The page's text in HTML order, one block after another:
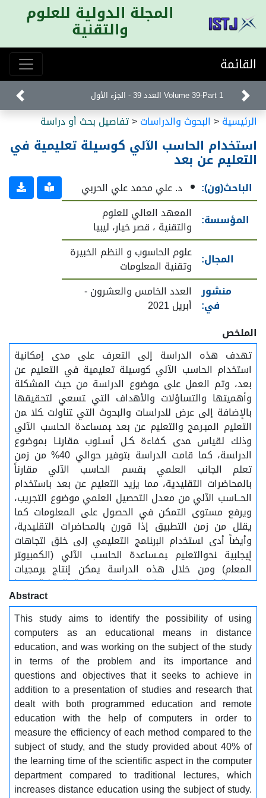
المجلة الدولية للعلوم
والتقنية
القائمة
Volume 39-Part 1 العدد 39 - الجزء الأول
الرئيسية< البحوث والدراسات<تفاصيل بحث أو دراسة
استخدام الحاسب الآلي كوسيلة تعليمية في
التعليم عن بعد
الباحث(ون):
د. علي محمد علي الحربي
المؤسسة:
المعهد العالي للعلوم
والتقنية ، قصر خيار، ليبيا
المجال: علوم الحاسوب و النظم الخبيرة
وتقنية المعلومات
منشور
في:
العدد الخامس والعشرون -
أبريل 2021
الملخص
تهدف هذه الدراسة إلى التعرف على مدى إمكانية
استخدام الحاسب الآلي كوسيلة تعليمية في التعليم عن
بعد، وتم العمل على ﻤﻭﻀﻭﻉ ﺍﻟﺩﺭﺍﺴﺔ من حيث المشكلة
ﻭﺃﻫﻤﻴﺘﻬﺎ والتساؤلات وﺍﻷﻫﺩﺍﻑ ﺍﻟﺘﻲ ﺘﺴﻌﻲ لتحقيقها
بالإضافة إلى ﻋﺭﺽ ﻟﻠﺩﺭﺍﺴﺎﺕ ﻭﺍﻟﺒﺤﻭﺙ ﺍﻟﺘﻲ ﺘﻨﺎﻭﻟﺕ ﻜﻼ ﻤﻥ
ﺍﻟﺘﻌﻠﻴﻡ ﺍﻟﻤﺒـﺭﻤﺞ ﻭﺍﻟﺘﻌﻠﻴﻡ عن بعد ﺒﻤﺴﺎﻋﺩﺓ ﺍﻟﺤﺎﺴﺏ ﺍﻵﻟﻲ
وذلك ﻟﻘﻴﺎﺱ ﻤﺩﻯ ﻜﻔﺎﺀﺓ ﻜـل ﺃﺴـﻠﻭﺏ ﻤﻘﺎﺭﻨـﺎ بموضوع
اﻟﺩﺭﺍﺴﺔ، كما قامت الدراسة بتوفير حوالي 40% من زمن
تعلم الجانب العلمي بقسم الحاسب الآلي مقارناً
بالمحاضرات التقليدية، مما يزيد التعليم عن بعد باستخدام
الحــاسب الآلي من معدل التحصيل العلمي موضوع التجريب،
ويرفع مستوى التمكن في الحصول على المعلومات كما
يقلل من زمن التطبيق إذا قورن بالمحاضرات التقليدية،
وأيضاً ﺃﺩﻯ ﺍﺴﺘﺨﺩﺍﻡ ﺍﻟﺒﺭﻨﺎﻤﺞ ﺍﻟﺘﻌﻠﻴﻤﻲ ﺇﻟﻰ ﺨﻠﻕ ﺍﺘﺠﺎﻫﺎﺕ
ﺇﻴﺠﺎﺒﻴﺔ ﻨﺤﻭﺍﻟﺘﻌﻠﻴﻡ ﺒﻤـﺴﺎﻋﺩﺓ ﺍﻟﺤﺎﺴـﺏ ﺍﻵﻟﻲ (ﺍﻟﻜﻤﺒﻴﻭﺘﺭ
ﺍﻟﻤﻌﻠﻡ) ومن خلال هذه الدراسة يمكن ﺇﻨﺘﺎﺝ ﺒﺭﻤﺠﻴﺎﺕ
ﺘﻌﻠﻴﻤﻴﺔ لمختلف اﻟﻤﻘﺭﺭﺍﺕ الدراسية ﻭﺒﺨﺎﺼﺔ ﺍﻟﻌﻤﻠﻴﺔ ﻤﻨﻬﺎ
Abstract
This study aims to identify the possibility of using
computers as an educational means in distance
education, and was working on the subject of the study
in terms of the problem and its importance and
questions and objectives that it seeks to achieve in
addition to a presentation of studies and research that
dealt with both programmed education and remote
education with the help of computers in order to
measure the efficiency of each method compared to the
subject of study, and the study provided about 40% of
the learning time of the scientific aspect in the computer
department compared to traditional lectures, which
increases distance education using the subject of study.